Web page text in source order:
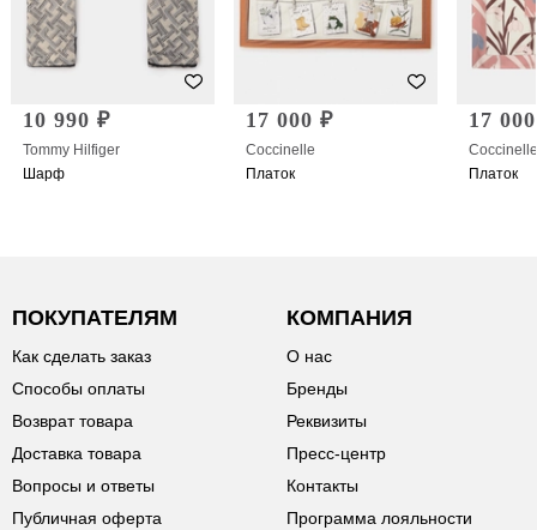
10 990 ₽
Tommy Hilfiger
Шарф
17 000 ₽
Coccinelle
Платок
17
Coccinelle
Платок
ПОКУПАТЕЛЯМ
Как сделать заказ
Способы оплаты
Возврат товара
Доставка товара
Вопросы и ответы
Публичная оферта
КОМПАНИЯ
О нас
Бренды
Реквизиты
Пресс-центр
Контакты
Программа лояльности